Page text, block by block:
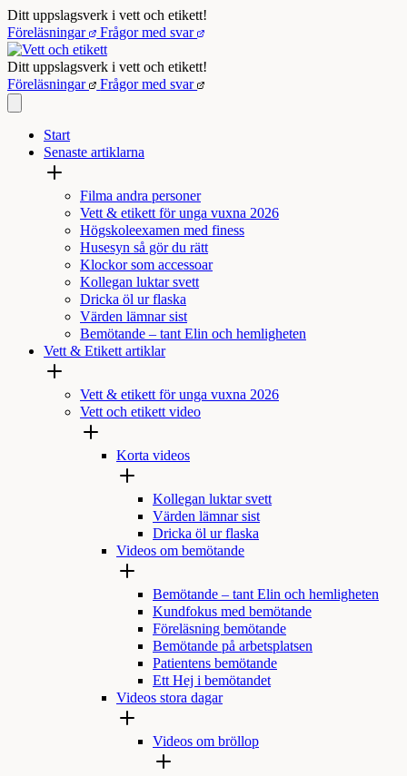
Hoppa
till
innehåll
Ditt uppslagsverk i vett och etikett!
Föreläsningar
Frågor med svar
Ditt uppslagsverk i vett och etikett!
Föreläsningar
Frågor med svar
Start
Senaste artiklarna
Filma andra personer
Vett & etikett för unga vuxna 2026
Högskoleexamen med finess
Husesyn så gör du rätt
Klockor som accessoar
Kollegan luktar svett
Dricka öl ur flaska
Värden lämnar sist
Bemötande – tant Elin och hemligheten
Vett & Etikett artiklar
Vett & etikett för unga vuxna 2026
Vett och etikett video
Korta videos
Kollegan luktar svett
Värden lämnar sist
Dricka öl ur flaska
Videos om bemötande
Bemötande – tant Elin och hemligheten
Kundfokus med bemötande
Föreläsning bemötande
Bemötande på arbetsplatsen
Patientens bemötande
Ett Hej i bemötandet
Videos stora dagar
Videos om bröllop